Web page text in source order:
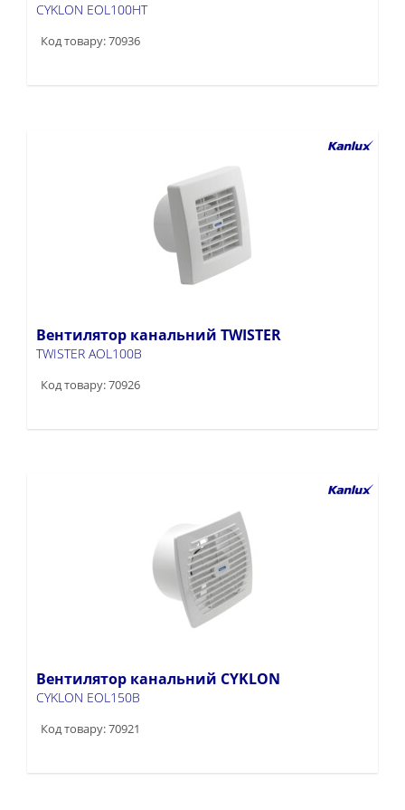
CYKLON EOL100HT
Код товару: 70936
Вентилятор канальний TWISTER
TWISTER AOL100B
Код товару: 70926
Вентилятор канальний CYKLON
CYKLON EOL150B
Код товару: 70921